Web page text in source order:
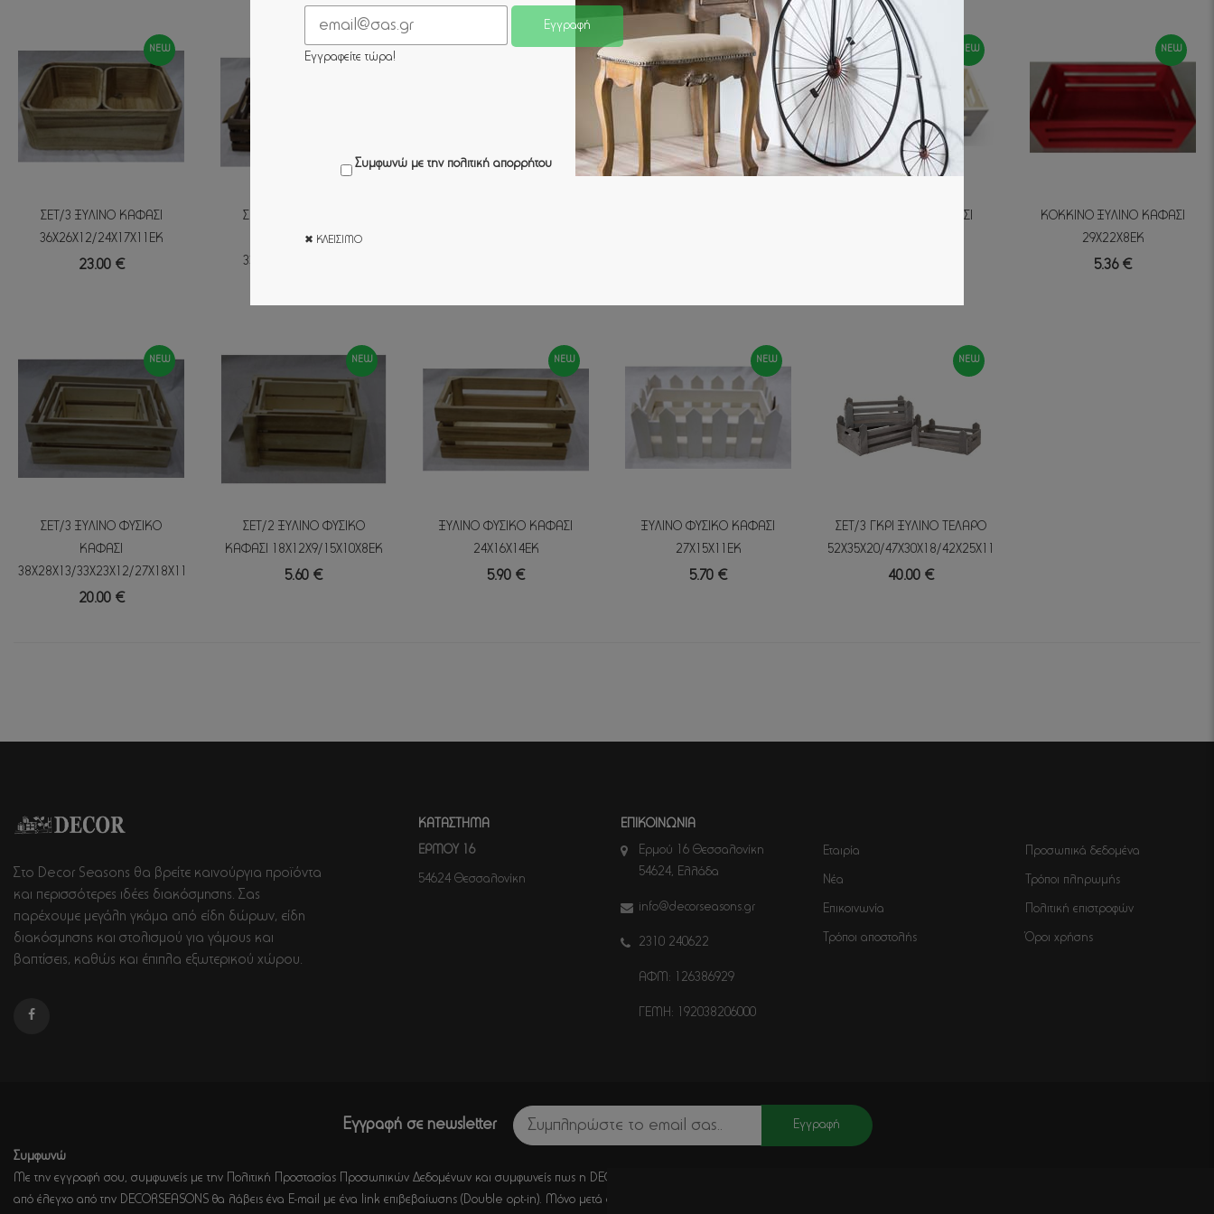
NEW
ΣΕΤ/3 ΞΥΛΙΝΟ ΚΑΦΑΣΙ
36Χ26Χ12/24Χ17Χ11ΕΚ
23.00 €
NEW
ΣΕΤ/2 ΞΥΛΙΝΟ ΦΥΣΙΚΟ
ΚΑΦΑΣΙ
33Χ20Χ8/28Χ17Χ6,5ΕΚ
NEW NEW NEW
ΚΡΕΜ ΞΥΛΙΝΟ ΚΑΦΑΣΙ
NEW
ΚΟΚΚΙΝΟ ΞΥΛΙΝΟ ΚΑΦΑΣΙ
29Χ22Χ8ΕΚ
5.36 €
NEW
ΣΕΤ/3 ΞΥΛΙΝΟ ΦΥΣΙΚΟ
ΚΑΦΑΣΙ
38Χ28Χ13/33Χ23Χ12/27Χ18Χ11ΕΚ
20.00 €
NEW
ΣΕΤ/2 ΞΥΛΙΝΟ ΦΥΣΙΚΟ
ΚΑΦΑΣΙ 18Χ12Χ9/15Χ10Χ8ΕΚ
5.60 €
NEW
ΞΥΛΙΝΟ ΦΥΣΙΚΟ ΚΑΦΑΣΙ
24Χ16Χ14ΕΚ
5.90 €
NEW
ΞΥΛΙΝΟ ΦΥΣΙΚΟ ΚΑΦΑΣΙ
27Χ15Χ11ΕΚ
5.70 €
NEW
ΣΕΤ/3 ΓΚΡΙ ΞΥΛΙΝΟ ΤΕΛΑΡΟ
52Χ35Χ20/47Χ30Χ18/42Χ25Χ11ΕΚ
40.00 €
Στο Decor Seasons θα βρείτε καινούργια προϊόντα
και περισσότερες ιδέες διακόσμησης. Σας
παρέχουμε μεγάλη γκάμα από είδη δώρων, είδη
διακόσμησης και στολισμού για γάμους και
βαπτίσεις, καθώς και έπιπλα εξωτερικού χώρου.
ΚΑΤΑΣΤΗΜΑ
ΕΡΜΟΥ 16
54624 Θεσσαλονίκη
ΕΠΙΚΟΙΝΩΝΙΑ
Ερμού 16 Θεσσαλονίκη
54624, Ελλάδα
info@decorseasons.gr
2310 240622
ΑΦΜ: 126386929
ΓΕΜΗ: 192038206000
Εταιρία
Νέα
Επικοινωνία
Τρόποι αποστολής
Προσωπικά δεδομένα
Τρόποι πληρωμής
Πολιτική επιστροφών
Όροι χρήσης
Εγγραφή σε newsletter Εγγραφή
Συμφωνώ
Με την εγγραφή σου, συμφωνείς με την Πολιτική Προστασίας Προσωπικών Δεδομένων και συμφωνείς πως η DECORSEASONS μπορεί μέσω E-Mail να στέλνει πληροφορίες για σχετικά προϊόντα, τις τρέχουσες προσφορές. Μετά
από έλεγχο από την DECORSEASONS θα λάβεις ένα E-mail με ένα link επιβεβαίωσης (Double opt-in). Μόνο μετά από κλικ σε αυτό το σύνδεσμο, η εγγραφή θα έχει ολοκληρωθεί.
Εγγραφή
Εγγραφείτε τώρα!
Συμφωνώ με την πολιτική απορρήτου
✖ ΚΛΕΊΣΙΜΟ